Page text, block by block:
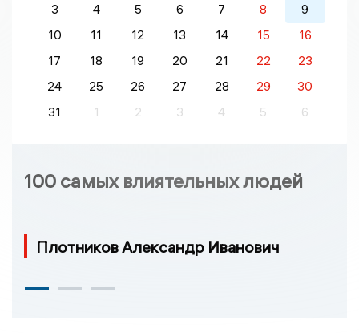
3
4 5 6 7 8
9
10
11 12 13 14 15
16
17
18 19 20 21 22
23
24
25 26 27 28 29
30
31
1 2 3 4 5 6
100 самых влиятельных людей
Плотников Александр Иванович